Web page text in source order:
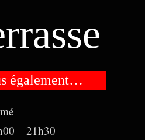
également…
– 21h30